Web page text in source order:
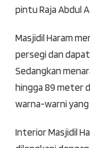
pintu Raja Abdul
Masjidil Haram
persegi dan
Sedangkan
hingga 89 meter
warna-warni yang
Interior Masjidil